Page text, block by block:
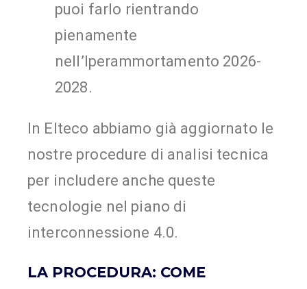
puoi farlo rientrando
pienamente
nell’Iperammortamento 2026-
2028.
In Elteco abbiamo già aggiornato le
nostre procedure di analisi tecnica
per includere anche queste
tecnologie nel piano di
interconnessione 4.0.
LA PROCEDURA: COME